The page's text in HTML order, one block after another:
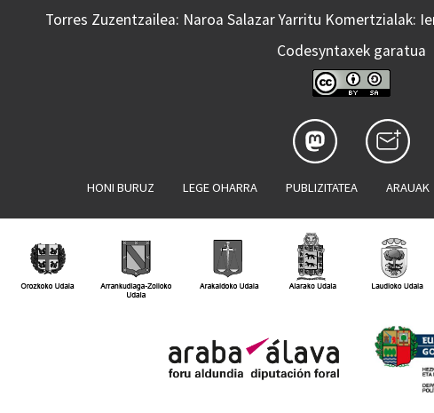
Torres Zuzentzailea: Naroa Salazar Yarritu Komertzialak:
Codesyntaxek garatua
HONI BURUZ LEGE OHARRA PUBLIZITATEA ARAUAK